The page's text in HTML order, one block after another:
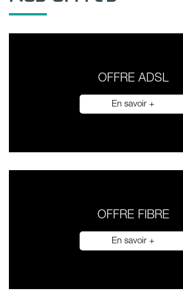
OFFRE ADSL
En savoir +
OFFRE FIBRE
En savoir +